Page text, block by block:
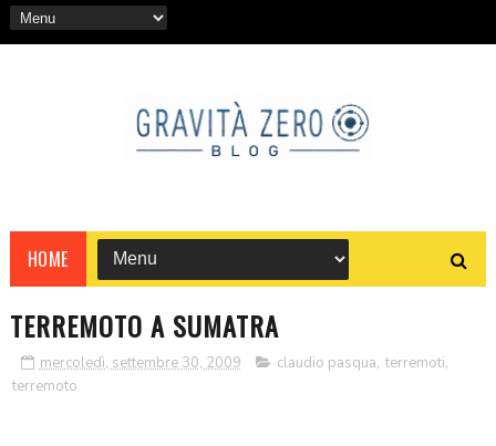
HOME
TERREMOTO A SUMATRA
mercoledì, settembre 30, 2009 claudio pasqua, terremoti,
terremoto